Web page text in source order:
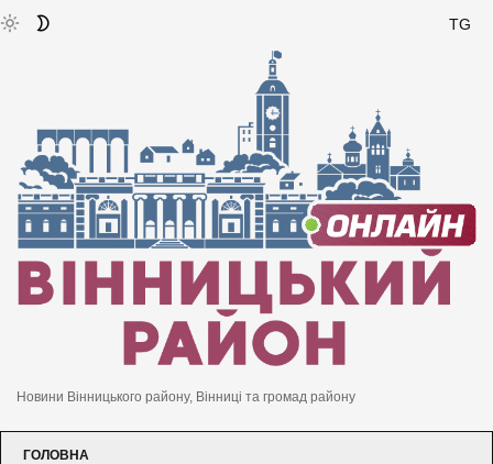
TG
Новини Вінницького району, Вінниці та громад району
ГОЛОВНА